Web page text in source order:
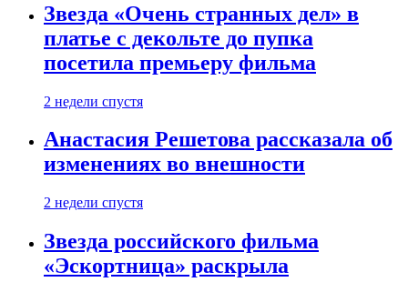
Звезда «Очень странных дел» в
платье с декольте до пупка
посетила премьеру фильма
2 недели спустя
Анастасия Решетова рассказала об
изменениях во внешности
2 недели спустя
Звезда российского фильма
«Эскортница» раскрыла